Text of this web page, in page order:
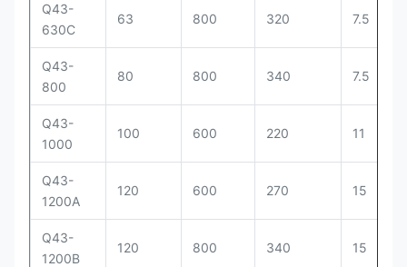
Q43-
630C
63 800 320 7.5
Q43-
800
80 800 340 7.5
Q43-
1000
100 600 220 11
Q43-
1200A
120 600 270 15
Q43-
1200B
120 800 340 15